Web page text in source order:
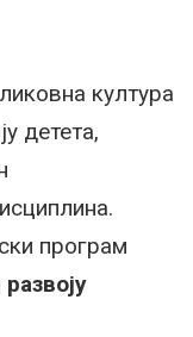
култура
детета,
програм